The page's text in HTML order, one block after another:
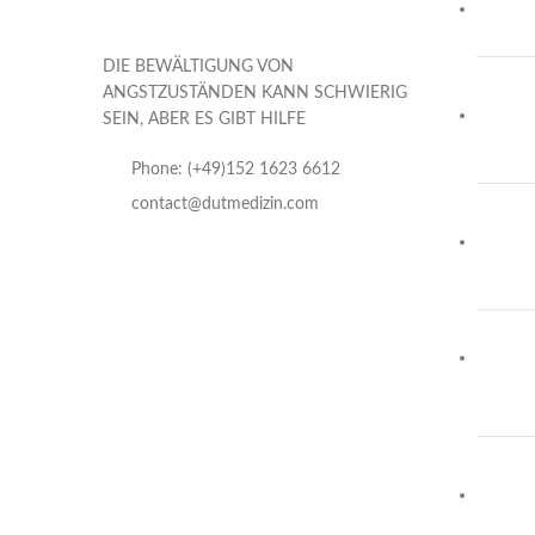
DIE BEWÄLTIGUNG VON
ANGSTZUSTÄNDEN KANN SCHWIERIG
SEIN, ABER ES GIBT HILFE
Phone: (+49)152 1623 6612
contact@dutmedizin.com